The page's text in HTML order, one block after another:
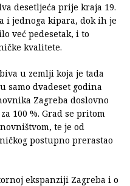
desetljeća prije kraja 19.
i jednoga kipara, dok ih je
već pedesetak, i to
kvalitete.
u zemlji koja je tada
samo dvadeset godina
Zagreba doslovno
100 %. Grad se pritom
te je od
postupno prerastao
ekspanziji Zagreba i o